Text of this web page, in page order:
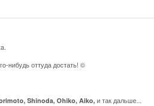
нибудь оттуда достать! ©
Shinoda, Ohiko, Aiko, и так дальше...